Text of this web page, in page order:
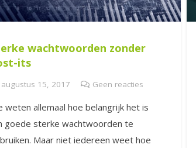
wachtwoorden zonder
its
augustus 15, 2017 Geen reacties
weten allemaal hoe belangrijk het is
goede sterke wachtwoorden te
Maar niet iedereen weet hoe